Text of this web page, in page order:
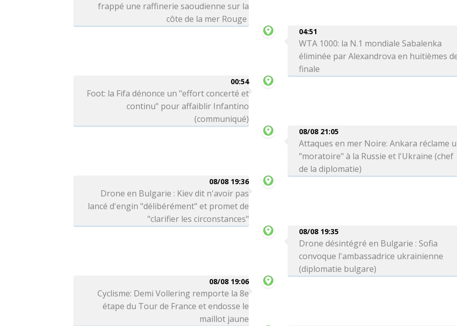
frappé une raffinerie saoudienne sur la
côte de la mer Rouge
04:51
WTA 1000: la N.1 mondiale Sabalenka
éliminée par Alexandrova en huitièmes
finale
00:54
Foot: la Fifa dénonce un "effort concerté et
continu" pour affaiblir Infantino
(communiqué)
08/08 21:05
Attaques en mer Noire: Ankara réclame
"moratoire" à la Russie et l'Ukraine (chef
de la diplomatie)
08/08 19:36
Drone en Bulgarie : Kiev dit n'avoir pas
lancé d'engin "délibérément" et promet de
"clarifier les circonstances"
08/08 19:35
Drone désintégré en Bulgarie : Sofia
convoque l'ambassadrice ukrainienne
(diplomatie bulgare)
08/08 19:06
Cyclisme: Demi Vollering remporte la 8e
étape du Tour de France et endosse le
maillot jaune